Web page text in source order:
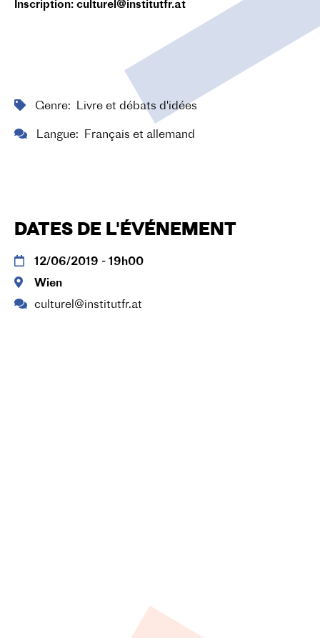
Inscription: culturel@institutfr.at
Genre Livre et débats d'idées
Langue Français et allemand
DATES DE L'ÉVÉNEMENT
12/06/2019 - 19h00
Wien
culturel@institutfr.at